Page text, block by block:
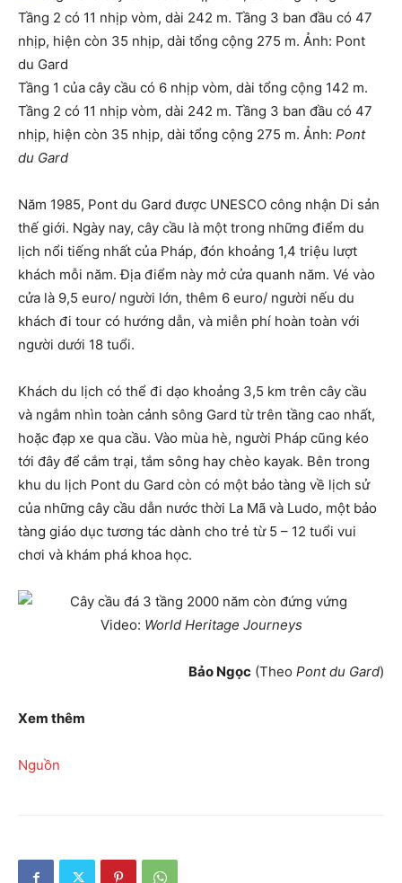
Tầng 1 của cây cầu có 6 nhịp vòm, dài tổng cộng 142 m.
Tầng 2 có 11 nhịp vòm, dài 242 m. Tầng 3 ban đầu có 47
nhịp, hiện còn 35 nhịp, dài tổng cộng 275 m. Ảnh: Pont
du Gard
Năm 1985, Pont du Gard được UNESCO công nhận Di sản
thế giới. Ngày nay, cây cầu là một trong những điểm du
lịch nổi tiếng nhất của Pháp, đón khoảng 1,4 triệu lượt
khách mỗi năm. Địa điểm này mở cửa quanh năm. Vé vào
cửa là 9,5 euro/ người lớn, thêm 6 euro/ người nếu du
khách đi tour có hướng dẫn, và miễn phí hoàn toàn với
người dưới 18 tuổi.
Khách du lịch có thể đi dạo khoảng 3,5 km trên cây cầu
và ngắm nhìn toàn cảnh sông Gard từ trên tầng cao nhất,
hoặc đạp xe qua cầu. Vào mùa hè, người Pháp cũng kéo
tới đây để cắm trại, tắm sông hay chèo kayak. Bên trong
khu du lịch Pont du Gard còn có một bảo tàng về lịch sử
của những cây cầu dẫn nước thời La Mã và Ludo, một bảo
tàng giáo dục tương tác dành cho trẻ từ 5 – 12 tuổi vui
chơi và khám phá khoa học.
Video: World Heritage Journeys
Bảo Ngọc (Theo Pont du Gard)
Xem thêm
Nguồn